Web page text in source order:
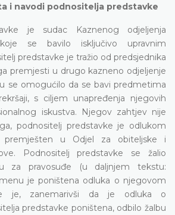
i navodi podnositelja predstavke
je sudac Kaznenog odjeljenja
se bavilo isključivo upravnim
predstavke je tražio od predsjednika
premjesti u drugo kazneno odjeljenje
se omogućilo da se bavi predmetima
s ciljem unapređenja njegovih
iskustva. Njegov zahtjev nije
podnositelj predstavke je odlukom
premješten u Odjel za obiteljske i
Podnositelj predstavke se žalio
za pravosuđe (u daljnjem tekstu:
je poništena odluka o njegovom
je, zanemarivši da je odluka o
predstavke poništena, odbilo žalbu